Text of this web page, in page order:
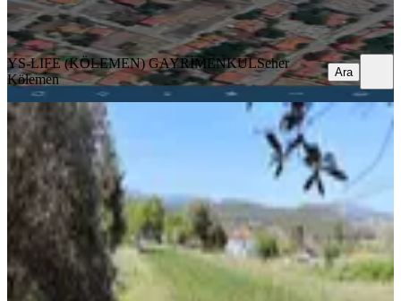
Ara
YS-LIFE (KÖLEMEN) GAYRİMENKULSeher
Kölemen
Ara
Muğla Menteşe Gazeller'de
Ticari/konut İmarlı Satılık Arsa...
Kale, Demirciler Mahallesi
795 m² ·2.830/m²· 23.05.2026
2.250.000 ₺